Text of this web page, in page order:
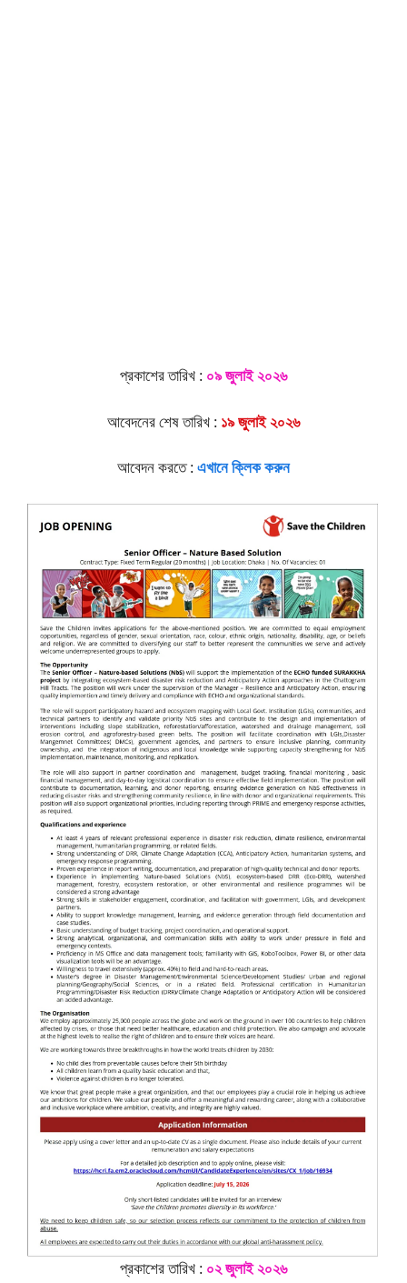
প্রকাশের তারিখ : ০৯ জুলাই ২০২৬
আবেদনের শেষ তারিখ : ১৯ জুলাই ২০২৬
আবেদন করতে :এখানে ক্লিক করুন
প্রকাশের তারিখ : ০২ জুলাই ২০২৬